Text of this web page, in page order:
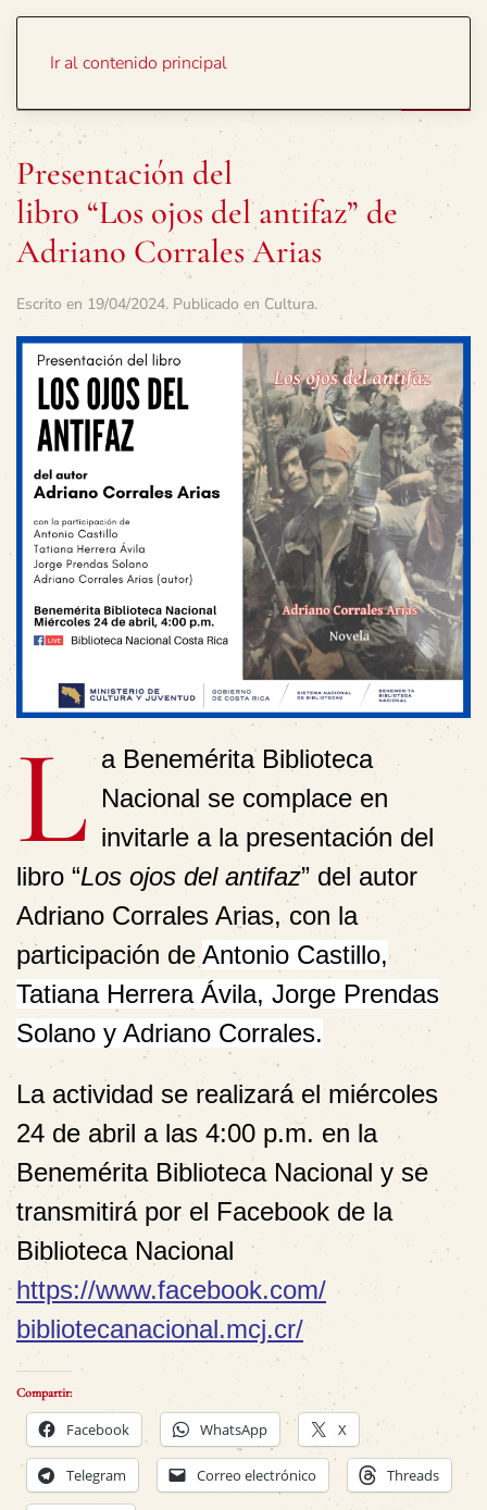
Ir al contenido principal
Presentación del
libro “Los ojos del antifaz” de
Adriano Corrales Arias
Escrito en 19/04/2024. Publicado en Cultura.
L a Benemérita Biblioteca
Nacional se complace en
invitarle a la presentación del
libro “Los ojos del antifaz” del autor
Adriano Corrales Arias, con la
participación de Antonio Castillo,
Tatiana Herrera Ávila, Jorge Prendas
Solano y Adriano Corrales.
La actividad se realizará elmiércoles
24 de abril a las 4:00 p.m. en la
Benemérita Biblioteca Nacional y se
transmitirá por el Facebook de la
Biblioteca Nacional
https://www.facebook.com/
bibliotecanacional.mcj.cr/
Compartir:
Facebook WhatsApp X
Telegram Correo electrónico Threads